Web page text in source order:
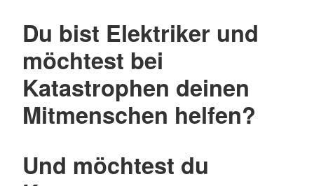
Du bist Elektriker und
möchtest bei
Katastrophen deinen
Mitmenschen helfen?
Und möchtest du